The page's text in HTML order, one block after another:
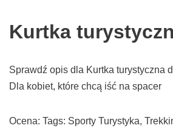
Kurtka
Sprawdź opis dla Kurtka turystyczna
Dla kobiet, które chcą iść na spacer
Ocena: Tags: Sporty Turystyka,